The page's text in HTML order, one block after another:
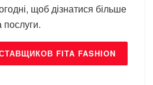
щоб дізнатися більше
послуги.
FITA FASHION